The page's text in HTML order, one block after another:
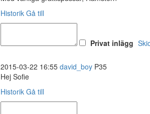
Historik Gå till
Privat inlägg
2015-03-22 16:55 david_boy P35
Hej Sofie
Historik Gå till